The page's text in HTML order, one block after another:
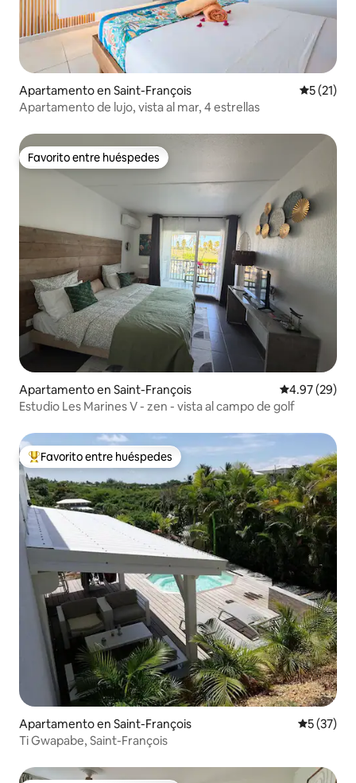
Apartamento en Saint-François
5 (21)
Apartamento de lujo, vista al mar, 4 estrellas
Favorito entre huéspedes
Favorito entre huéspedes
Apartamento en Saint-François Calificación
4.97 (29)
Estudio Les Marines V - zen - vista al campo de golf
Favorito entre huéspedes preferido
Favorito entre huéspedes
Apartamento en Saint-François
5 (37)
Ti Gwapabe, Saint-François